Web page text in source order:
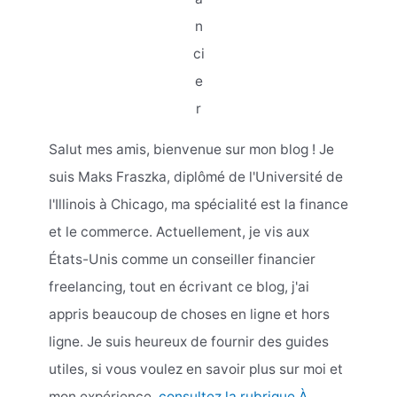
n
ci
e
r
Salut mes amis, bienvenue sur mon blog ! Je
suis Maks Fraszka, diplômé de l'Université de
l'Illinois à Chicago, ma spécialité est la finance
et le commerce. Actuellement, je vis aux
États-Unis comme un conseiller financier
freelancing, tout en écrivant ce blog, j'ai
appris beaucoup de choses en ligne et hors
ligne. Je suis heureux de fournir des guides
utiles, si vous voulez en savoir plus sur moi et